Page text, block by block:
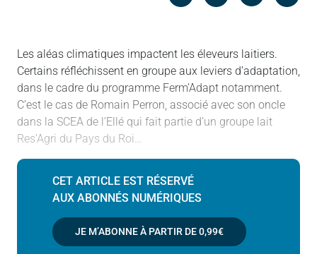
Les aléas climatiques impactent les éleveurs laitiers.
Certains réfléchissent en groupe aux leviers d’adaptation,
dans le cadre du programme Ferm’Adapt notamment.
C’est le cas de Romain Perron, associé avec son oncle
dans la SCEA de l’Ellé qui fait partie d’un groupe lait
Res’Agri du Pays du Roi…
CET ARTICLE EST RÉSERVÉ
AUX ABONNÉS NUMÉRIQUES
JE M’ABONNE À PARTIR DE0,99€